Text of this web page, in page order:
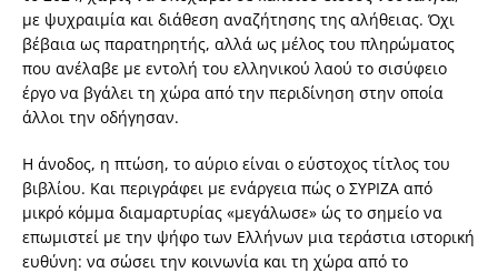
με ψυχραιμία και διάθεση αναζήτησης της αλήθειας. Όχι
βέβαια ως παρατηρητής, αλλά ως μέλος του πληρώματος
που ανέλαβε με εντολή του ελληνικού λαού το σισύφειο
έργο να βγάλει τη χώρα από την περιδίνηση στην οποία
άλλοι την οδήγησαν.
Η άνοδος, η πτώση, το αύριο είναι ο εύστοχος τίτλος του
βιβλίου. Και περιγράφει με ενάργεια πώς ο ΣΥΡΙΖΑ από
μικρό κόμμα διαμαρτυρίας «μεγάλωσε» ώς το σημείο να
επωμιστεί με την ψήφο των Ελλήνων μια τεράστια ιστορική
ευθύνη: να σώσει την κοινωνία και τη χώρα από το